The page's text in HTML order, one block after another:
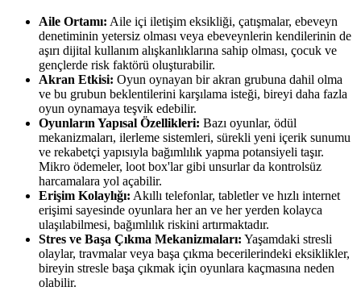
Aile Ortamı: Aile içi iletişim eksikliği, çatışmalar, ebeveyn
denetiminin yetersiz olması veya ebeveynlerin kendilerinin de
aşırı dijital kullanım alışkanlıklarına sahip olması, çocuk ve
gençlerde risk faktörü oluşturabilir.
Akran Etkisi: Oyun oynayan bir akran grubuna dahil olma
ve bu grubun beklentilerini karşılama isteği, bireyi daha fazla
oyun oynamaya teşvik edebilir.
Oyunların Yapısal Özellikleri: Bazı oyunlar, ödül
mekanizmaları, ilerleme sistemleri, sürekli yeni içerik sunumu
ve rekabetçi yapısıyla bağımlılık yapma potansiyeli taşır.
Mikro ödemeler, loot box'lar gibi unsurlar da kontrolsüz
harcamalara yol açabilir.
Erişim Kolaylığı: Akıllı telefonlar, tabletler ve hızlı internet
erişimi sayesinde oyunlara her an ve her yerden kolayca
ulaşılabilmesi, bağımlılık riskini artırmaktadır.
Stres ve Başa Çıkma Mekanizmaları: Yaşamdaki stresli
olaylar, travmalar veya başa çıkma becerilerindeki eksiklikler,
bireyin stresle başa çıkmak için oyunlara kaçmasına neden
olabilir.